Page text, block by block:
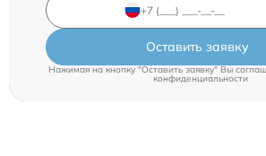
Оставить заявку
Нажимая на кнопку "Оставить заявку" Вы
конфиденциальности